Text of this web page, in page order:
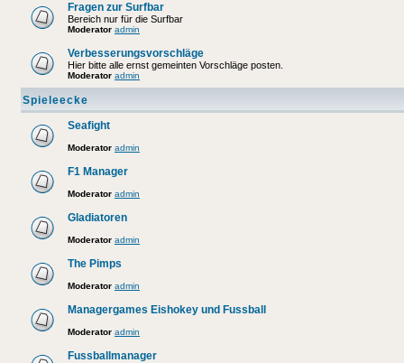
Fragen zur Surfbar
Bereich nur für die Surfbar
Moderator admin
Verbesserungsvorschläge
Hier bitte alle ernst gemeinten Vorschläge posten.
Moderator admin
Spieleecke
Seafight
Moderator admin
F1 Manager
Moderator admin
Gladiatoren
Moderator admin
The Pimps
Moderator admin
Managergames Eishokey und Fussball
Moderator admin
Fussballmanager